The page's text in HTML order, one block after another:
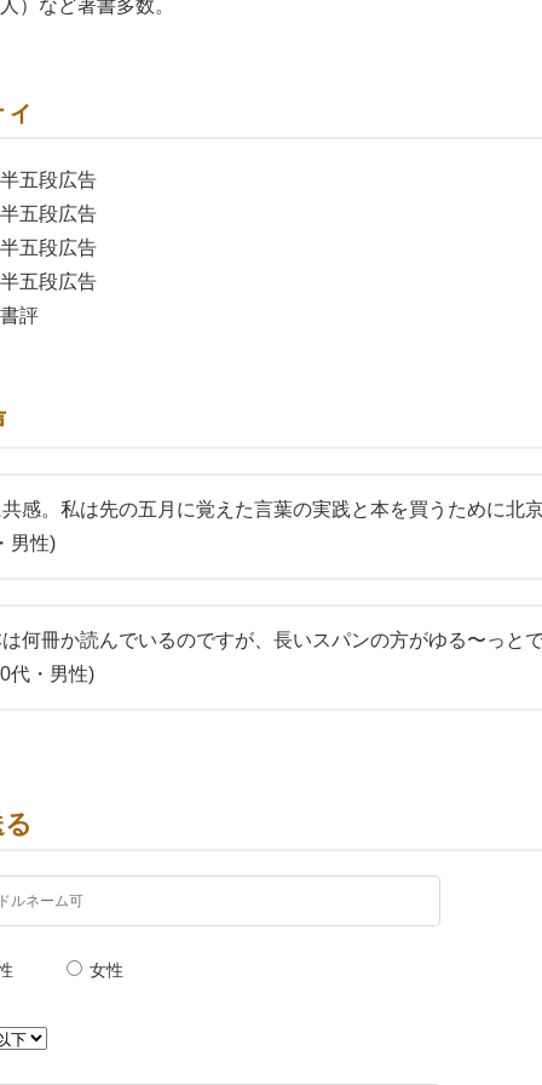
）など著書多数。
五段広告
五段広告
五段広告
五段広告
評
感。私は先の五月に覚えた言葉の実践と本を買うために北
男性)
何冊か読んでいるのですが、長いスパンの方がゆる〜っと
代・男性)
女性